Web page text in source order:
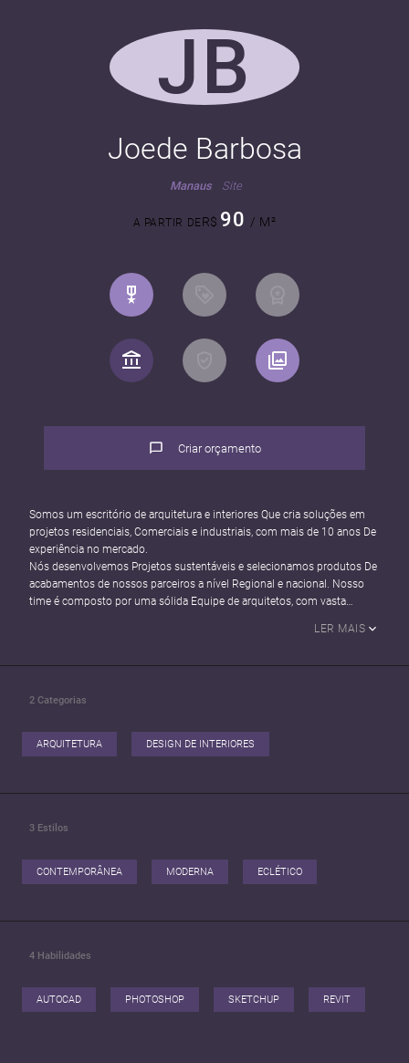
JB
Joede Barbosa
Manaus Site
A PARTIR DER$ 90 / M²
Criar orçamento
Somos um escritório de arquitetura e interiores Que cria soluções em
projetos residenciais, Comerciais e industriais, com mais de 10 anos De
experiência no mercado.
Nós desenvolvemos Projetos sustentáveis e selecionamos produtos De
acabamentos de nossos parceiros a nível Regional e nacional. Nosso
time é composto por uma sólida Equipe de arquitetos, com vasta
melhores softwares para elaboração de Projetos complexos e de grande
Unem-Se ao fato de transformarmos o invisível Em um projeto palpável
LER MAIS
2 Categorias
ARQUITETURA DESIGN DE INTERIORES
3 Estilos
CONTEMPORÂNEA MODERNA ECLÉTICO
4 Habilidades
AUTOCAD PHOTOSHOP SKETCHUP REVIT